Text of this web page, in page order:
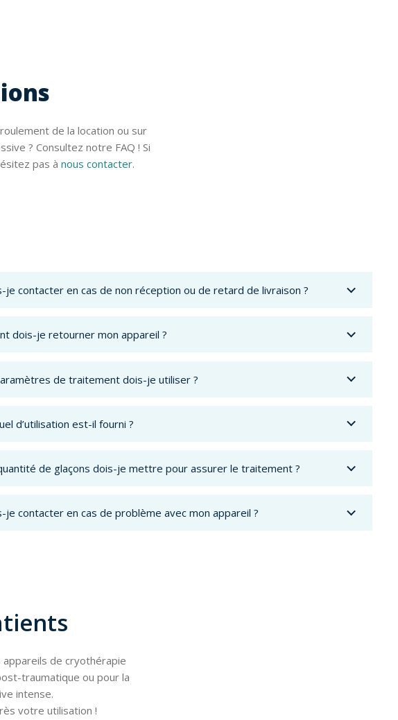
de la location ou sur
? Consultez notre FAQ ! Si
pas à nous contacter.
je contacter en cas de non réception ou de retard de livraison ?
dois-je retourner mon appareil ?
de traitement dois-je utiliser ?
d’utilisation est-il fourni ?
de glaçons dois-je mettre pour assurer le traitement ?
je contacter en cas de problème avec mon appareil ?
de cryothérapie
traumatique ou pour la
intense.
votre utilisation !